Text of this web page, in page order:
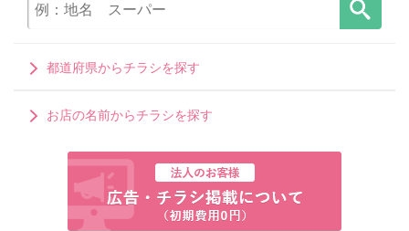
都道府県からチラシを探す
お店の名前からチラシを探す